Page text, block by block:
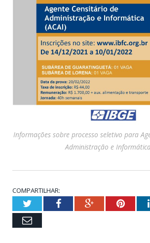
Informações sobre processo seletivo para
Administração e
COMPARTILHAR:
TwitterFacebookGoogle+
Email